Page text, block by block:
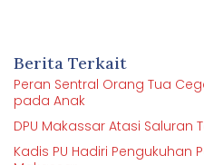
Berita Terkait
Peran Sentral Orang Tua
pada Anak
DPU Makassar Atasi Saluran
Kadis PU Hadiri Pengukuhan